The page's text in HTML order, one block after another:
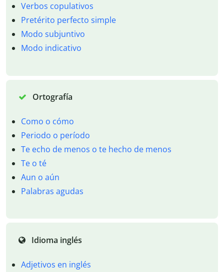
Verbos copulativos
Pretérito perfecto simple
Modo subjuntivo
Modo indicativo
Ortografía
Como o cómo
Periodo o período
Te echo de menos o te hecho de menos
Te o té
Aun o aún
Palabras agudas
Idioma inglés
Adjetivos en inglés